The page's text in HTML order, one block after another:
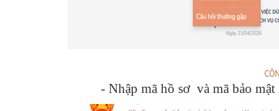
- Nhập mã hồ sơ và mã bảo